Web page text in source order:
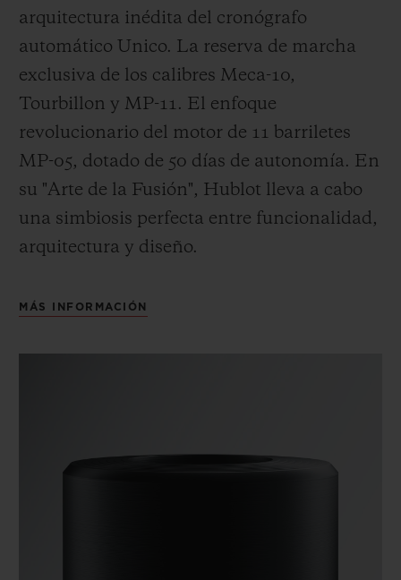
arquitectura inédita del cronógrafo
automático Unico. La reserva de marcha
exclusiva de los calibres Meca-10,
Tourbillon y MP-11. El enfoque
revolucionario del motor de 11 barriletes
MP-05, dotado de 50 días de autonomía. En
su "Arte de la Fusión", Hublot lleva a cabo
una simbiosis perfecta entre funcionalidad,
arquitectura y diseño.
MÁS INFORMACIÓN